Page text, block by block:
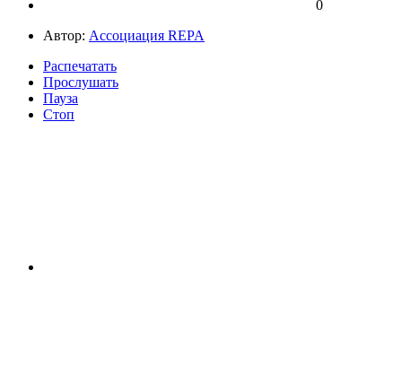
0
Автор: Ассоциация REPA
Распечатать
Прослушать
Пауза
Стоп